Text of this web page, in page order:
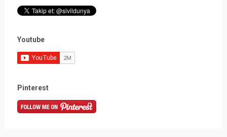
Youtube
Pinterest